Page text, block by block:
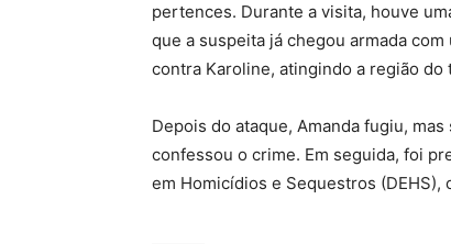
pertences. Durante a visita, houve
que a suspeita já chegou armada
contra Karoline, atingindo a região do
Depois do ataque, Amanda fugiu,
confessou o crime. Em seguida, foi
em Homicídios e Sequestros